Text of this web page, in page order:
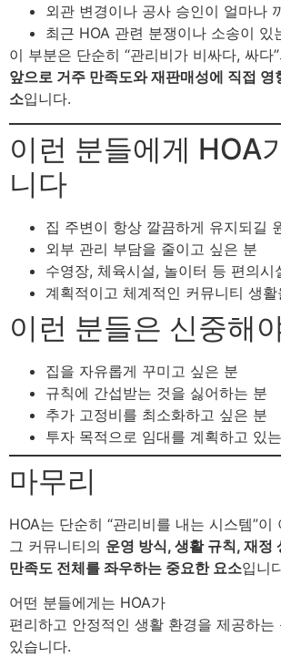
외관 변경이나 공사 승인이 얼마나
최근 HOA 관련 분쟁이나 소송이 있
이 부분은 단순히 “관리비가 비싸다, 싸다
앞으로 거주 만족도와 재판매성에 직접 영
소입니다.
이런 분들에게 HOA
니다
집 주변이 항상 깔끔하게 유지되길
외부 관리 부담을 줄이고 싶은 분
수영장, 체육시설, 놀이터 등 편의시
계획적이고 체계적인 커뮤니티 생
이런 분들은 신중해
집을 자유롭게 꾸미고 싶은 분
규칙에 간섭받는 것을 싫어하는 분
추가 고정비를 최소화하고 싶은 분
투자 목적으로 임대를 계획하고 있
마무리
HOA는 단순히 “관리비를 내는 시스템”이
그 커뮤니티의 운영 방식, 생활 규칙, 재정
만족도 전체를 좌우하는 중요한 요소입니
어떤 분들에게는 HOA가
편리하고 안정적인 생활 환경을 제공하는
있습니다.